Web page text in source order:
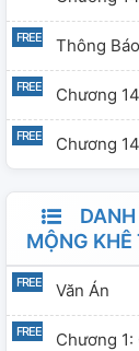
Thông Báo
Chương
Chương
MỘNG KHÊ
Văn Án
Chương